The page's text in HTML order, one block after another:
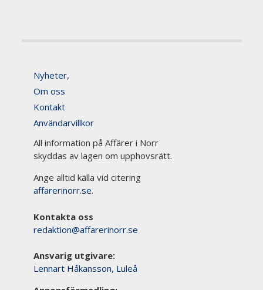
Nyheter,
Om oss
Kontakt
Användarvillkor
All information på Affärer i Norr
skyddas av lagen om upphovsrätt.
Ange alltid källa vid citering
affarerinorr.se.
Kontakta oss
redaktion@affarerinorr.se
Ansvarig utgivare:
Lennart Håkansson, Luleå